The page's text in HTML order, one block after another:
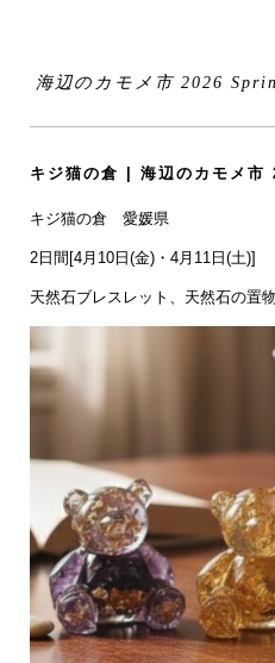
海辺のカモメ市 2026
キジ猫の倉 | 海辺のカモメ
キジ猫の倉 愛媛県
2日間[4月10日(金)・4月11日(土)]
天然石ブレスレット、天然石の置